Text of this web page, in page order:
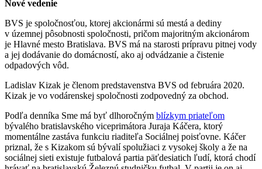
Nové vedenie
BVS je spoločnosťou, ktorej akcionármi sú mestá a dediny
v územnej pôsobnosti spoločnosti, pričom majoritným akcionárom
je Hlavné mesto Bratislava. BVS má na starosti prípravu pitnej vody
a jej dodávanie do domácností, ako aj odvádzanie a čistenie
odpadových vôd.
Ladislav Kizak je členom predstavenstva BVS od februára 2020.
Kizak je vo vodárenskej spoločnosti zodpovedný za obchod.
Podľa denníka Sme má byť dlhoročným blízkym priateľom
bývalého bratislavského viceprimátora Juraja Káčera, ktorý
momentálne zastáva funkciu riaditeľa Sociálnej poisťovne. Káčer
priznal, že s Kizakom sú bývalí spolužiaci z vysokej školy a že na
sociálnej sieti existuje futbalová partia päťdesiatich ľudí, ktorá chodí